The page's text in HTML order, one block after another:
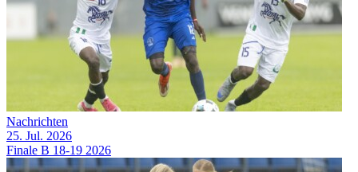
Nachrichten
25. Jul. 2026
Finale B 18-19 2026